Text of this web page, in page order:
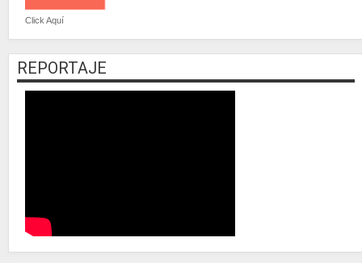
Click Aquí
REPORTAJE